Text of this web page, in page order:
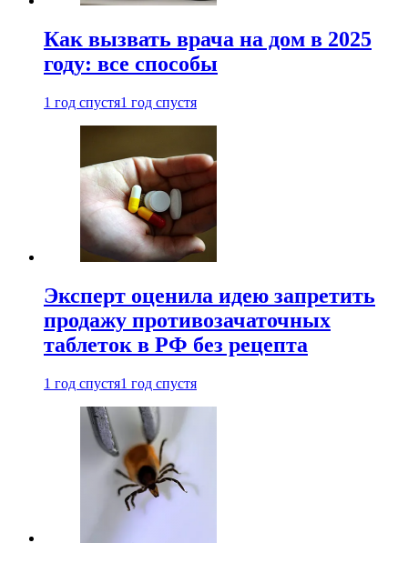
Как вызвать врача на дом в 2025
году: все способы
1 год спустя1 год спустя
Эксперт оценила идею запретить
продажу противозачаточных
таблеток в РФ без рецепта
1 год спустя1 год спустя